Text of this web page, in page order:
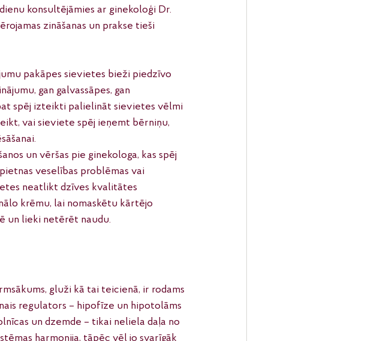
konsultējāmies ar ginekoloģi Dr.
zināšanas un prakse tieši
pakāpes sievietes bieži piedzīvo
gan galvassāpes, gan
spēj izteikti palielināt sievietes vēlmi
vai sieviete spēj ieņemt bērniņu,
un vēršas pie ginekologa, kas spēj
veselības problēmas vai
neatlikt dzīves kvalitātes
krēmu, lai nomaskētu kārtējo
un lieki netērēt naudu.
gluži kā tai teicienā, ir rodams
regulators – hipofīze un hipotolāms
un dzemde – tikai neliela daļa no
harmonija, tāpēc vēl jo svarīgāk